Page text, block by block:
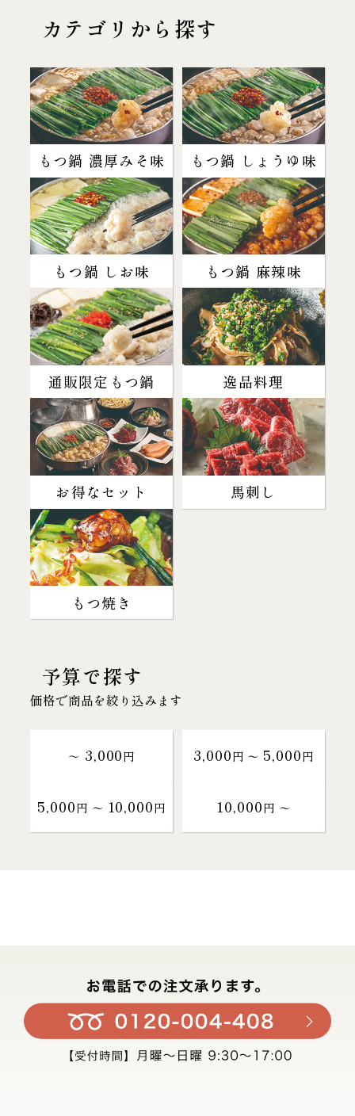
カテゴリから探す
もつ鍋 濃厚みそ味 もつ鍋 しょうゆ味
もつ鍋 しお味 もつ鍋 麻辣味
通販限定もつ鍋 逸品料理
お得なセット 馬刺し
もつ焼き
予算で探す
価格で商品を絞り込みます
～ 3,000円 3,000円 〜 5,000円
5,000円 〜 10,000円 10,000円 〜